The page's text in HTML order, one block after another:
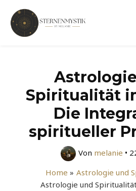
Inhalt
springen
Spiritualität
Die
spiritueller
Von melanie •
Home
Astrologie und
Astrologie und